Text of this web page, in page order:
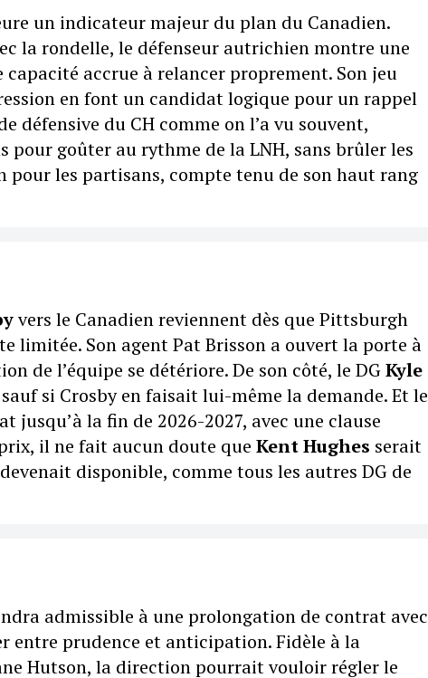
un indicateur majeur du plan du Canadien.
la rondelle, le défenseur autrichien montre une
accrue à relancer proprement. Son jeu
en font un candidat logique pour un rappel
défensive du CH comme on l’a vu souvent,
goûter au rythme de la LNH, sans brûler les
les partisans, compte tenu de son haut rang
vers le Canadien reviennent dès que Pittsburgh
limitée. Son agent Pat Brisson a ouvert la porte à
de l’équipe se détériore. De son côté, le DGKyle
si Crosby en faisait lui-même la demande. Et le
jusqu’à la fin de 2026-2027, avec une clause
il ne fait aucun doute que Kent Hughes serait
disponible, comme tous les autres DG de
admissible à une prolongation de contrat avec
entre prudence et anticipation. Fidèle à la
Hutson, la direction pourrait vouloir régler le